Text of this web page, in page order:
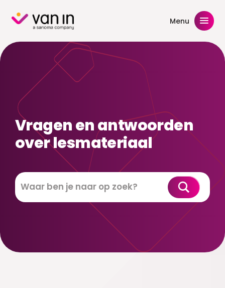
content Menu
Vragen en antwoorden
over lesmateriaal
Zoeken